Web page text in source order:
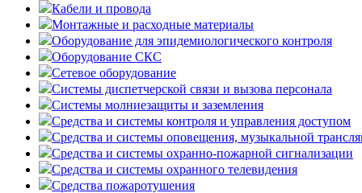
Кабели и провода
Монтажные и расходные материалы
Оборудование для эпидемиологического контроля
Оборудование СКС
Сетевое оборудование
Системы диспетчерской связи и вызова персонала
Системы молниезащиты и заземления
Средства и системы контроля и управления доступом
Средства и системы оповещения, музыкальной
Средства и системы охранно-пожарной сигнализации
Средства и системы охранного телевидения
Средства пожаротушения